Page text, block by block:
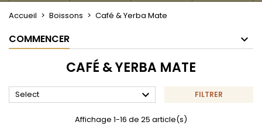
Accueil Boissons Café & Yerba Mate
COMMENCER
CAFÉ & YERBA MATE
Select  FILTRER
Affichage 1-16 de 25 article(s)